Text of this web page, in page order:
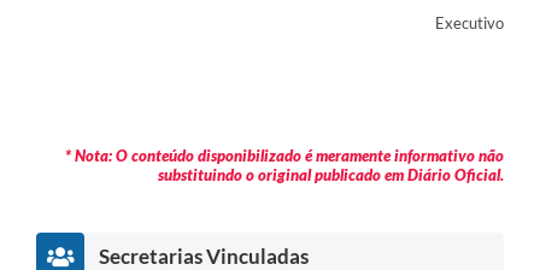
Executivo
* Nota: O conteúdo disponibilizado é meramente informativo não
substituindo o original publicado em Diário Oficial.
Secretarias Vinculadas